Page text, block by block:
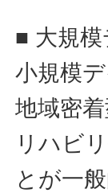
■ 大規
小規模
地域密
リハビ
とが一